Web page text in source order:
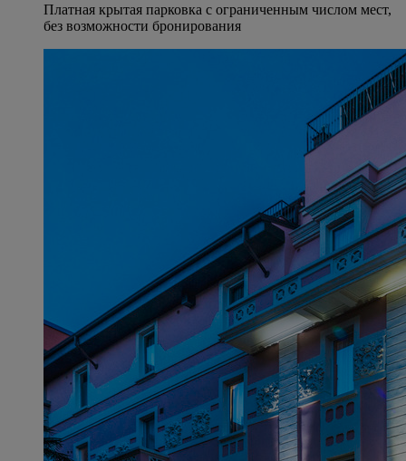
Платная крытая парковка с ограниченным числом мест,
без возможности бронирования